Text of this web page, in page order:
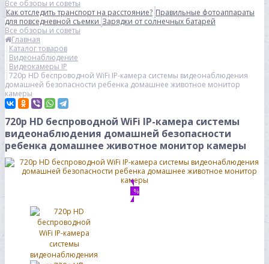
Все обзоры и советы
Как отследить транспорт на расстояние? Правильные фотоаппараты
для повседневной съемкиЗарядки от солнечных батарей
Все обзоры и советы
Главная
Каталог товаров
Видеонаблюдение
Видеокамеры IP
720p HD беспроводной WiFi IP-камера системы видеонаблюдения
домашней безопасности ребенка домашнее животное монитор
камеры
720p HD беспроводной WiFi IP-камера системы
видеонаблюдения домашней безопасности
ребенка домашнее животное монитор камеры
%